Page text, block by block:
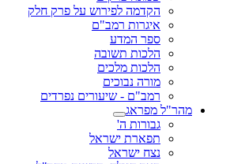
הקדמה לפירוש על פרק חלק
איגרות רמב"ם
ספר המדע
הלכות תשובה
הלכות מלכים
מורה נבוכים
רמב"ם - שיעורים נפרדים
מהר"ל מפראג
גבורות ה'
תפארת ישראל
נצח ישראל